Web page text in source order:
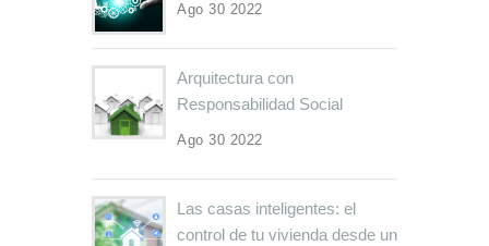
Ago 30 2022
Arquitectura con
Responsabilidad Social
Ago 30 2022
Las casas inteligentes: el
control de tu vivienda desde un